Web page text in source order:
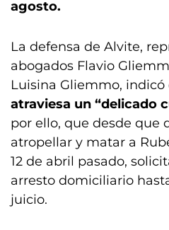
agosto.
La defensa de Alvite,
abogados Flavio
Luisina Gliemmo, indicó
atraviesa un “delicado
por ello, que desde que
atropellar y matar a
12 de abril pasado,
arresto domiciliario
juicio.